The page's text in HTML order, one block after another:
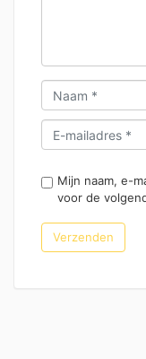
Mijn naam, e-
voor de